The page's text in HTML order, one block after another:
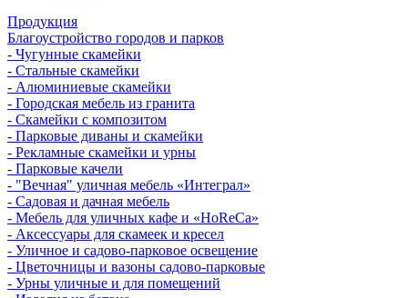
Продукция
Благоустройство городов и парков
- Чугунные скамейки
- Стальные скамейки
- Алюминиевые скамейки
- Городская мебель из гранита
- Скамейки с композитом
- Парковые диваны и скамейки
- Рекламные скамейки и урны
- Парковые качели
- "Вечная" уличная мебель «Интеграл»
- Садовая и дачная мебель
- Мебель для уличных кафе и «HoReCa»
- Аксессуары для скамеек и кресел
- Уличное и садово-парковое освещение
- Цветочницы и вазоны садово-парковые
- Урны уличные и для помещений